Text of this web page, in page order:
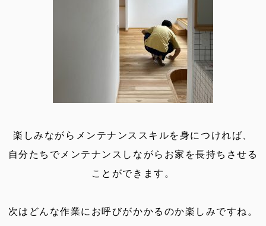
楽しみながらメンテナンススキルを身につければ、
自分たちでメンテナンスしながらお家を長持ちさせる
ことができます。
次はどんな作業にお呼びがかかるのか楽しみですね。